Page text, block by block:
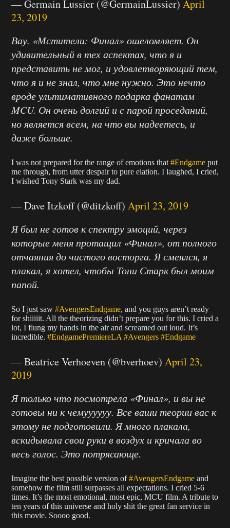
— Germain Lussier (@GermainLussier) April
23, 2019
Вау. «Мстители: Финал» ошеломляет. Он
удивительный в тех аспектах, что я и
представить не мог, и удовлетворяющий тем,
что я и не знал, что мне нужно. Это нечто
вроде ультимативного подарка фанатам
MCU. Он очень долгий и с парой проседаний,
но является всем, на что вы надеетесь, и
даже больше.
I was not prepared for the range of emotions that#Endgame put
me through, from utter despair to pure elation. I laughed, I cried,
I wished Tony Stark was my dad.
— Dave Itzkoff (@ditzkoff) April 23, 2019
Я был не готов к спектру эмоций, через
которые меня протащил «Финал», от полного
отчаяния до чистого восторга. Я смеялся, я
плакал, я хотел, чтобы Тони Старк был моим
папой.
So I just saw #AvengersEndgame, and you guys aren’t ready
for shiiiiit. All the theorizing didn’t prepare you for this. I cried a
lot, I flung my hands in the air and screamed out loud. It’s
incredible. #EndgamePremiereLA #Avengers #Endgame
— Beatrice Verhoeven (@bverhoev) April 23,
2019
Я только что посмотрела «Финал», и вы не
готовы ни к чемуууууу. Все ваши теории вас к
этому не подготовили. Я много плакала,
вскидывала свои руки в воздух и кричала во
весь голос. Это потрясающе.
Imagine the best possible version of#AvengersEndgame and
somehow the film still surpasses all expectations. I cried 5-6
times. It’s the most emotional, most epic, MCU film. A tribute to
ten years of this universe and holy shit the great fan service in
this movie. Soooo good.